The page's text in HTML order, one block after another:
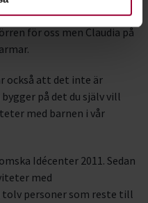
generationer och med
för oss men Claudia på
också att det inte är
på det du själv vill
med barnen i vår
Idécenter 2011. Sedan
med
tolv personer som reste till